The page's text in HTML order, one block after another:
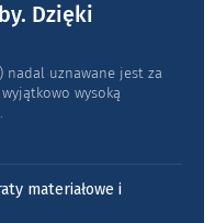
Dzięki
nadal uznawane jest za
wysoką
materiałowe i